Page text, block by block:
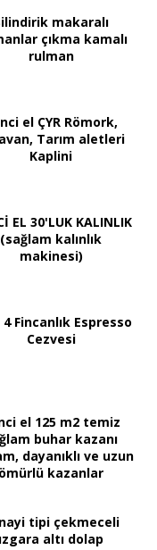
makaralı
çıkma kamalı
rulman
el ÇYR Römork,
Tarım aletleri
Kaplini
EL 30'LUK KALINLIK
(sağlam kalınlık
makinesi)
Fincanlık Espresso
Cezvesi
el 125 m2 temiz
buhar kazanı
dayanıklı ve uzun
ömürlü kazanlar
tipi çekmeceli
ızgara altı dolap